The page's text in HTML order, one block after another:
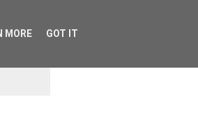
MORE GOT IT